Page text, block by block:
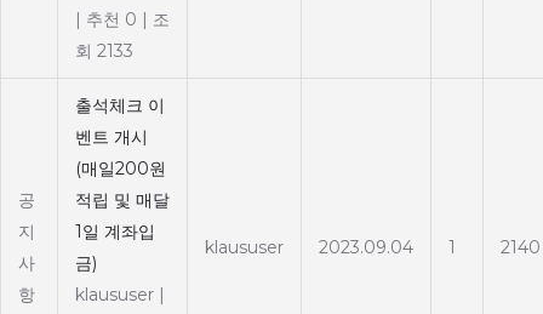
| 추천 0 | 조
회 2133
공
지
사
항
출석체크 이
벤트 개시
(매일200원
적립 및 매달
1일 계좌입
금)
klaususer |
klaususer 2023.09.04 1 2140